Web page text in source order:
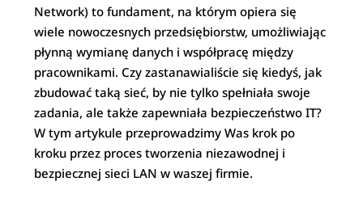
Network) to fundament, na którym opiera się
wiele nowoczesnych przedsiębiorstw, umożliwiając
płynną wymianę danych i współpracę między
pracownikami. Czy zastanawialiście się kiedyś, jak
zbudować taką sieć, by nie tylko spełniała swoje
zadania, ale także zapewniała bezpieczeństwo IT?
W tym artykule przeprowadzimy Was krok po
kroku przez proces tworzenia niezawodnej i
bezpiecznej sieci LAN w waszej firmie.